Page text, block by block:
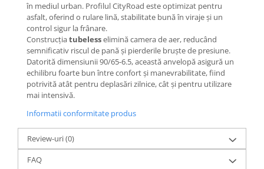
Transmisii & lanțuri
Claxoane / sonerii (timbres)
Frâne
Discuri de frana
Plăcuțe de frână
Etrieri
Consumabile & Unelte
Conectori
în mediul urban. Profilul CityRoad este optimizat pentru
asfalt, oferind o rulare lină, stabilitate bună în viraje și un
control sigur la frânare.
Construcțiatubelesselimină camera de aer, reducând
semnificativ riscul de pană și pierderile bruște de presiune.
Datorită dimensiunii 90/65-6.5, această anvelopă asigură un
echilibru foarte bun între confort și manevrabilitate, fiind
potrivită atât pentru deplasări zilnice, cât și pentru utilizare
mai intensivă.
Informatii conformitate produs
Review-uri(0)
FAQ